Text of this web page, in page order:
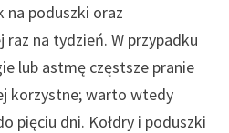
na poduszki oraz
raz na tydzień. W przypadku
lub astmę częstsze pranie
korzystne; warto wtedy
pięciu dni. Kołdry i poduszki